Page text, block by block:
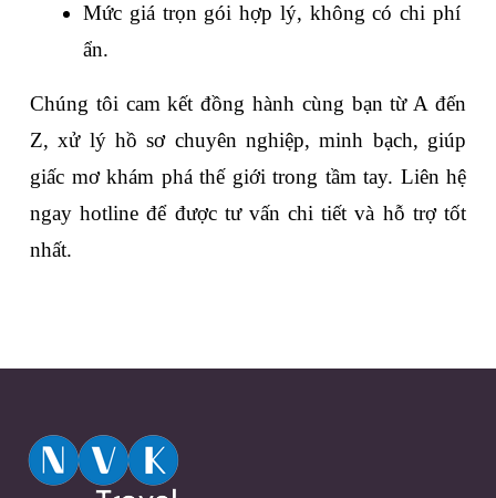
Mức giá trọn gói hợp lý, không có chi phí
ẩn.
Chúng tôi cam kết đồng hành cùng bạn từ A đến
Z, xử lý hồ sơ chuyên nghiệp, minh bạch, giúp
giấc mơ khám phá thế giới trong tầm tay. Liên hệ
ngay hotline để được tư vấn chi tiết và hỗ trợ tốt
nhất.